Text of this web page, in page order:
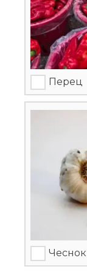
Перец
Чеснок